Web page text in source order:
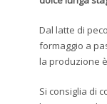
Dal latte di
formaggio a
la produzione
Si consiglia di